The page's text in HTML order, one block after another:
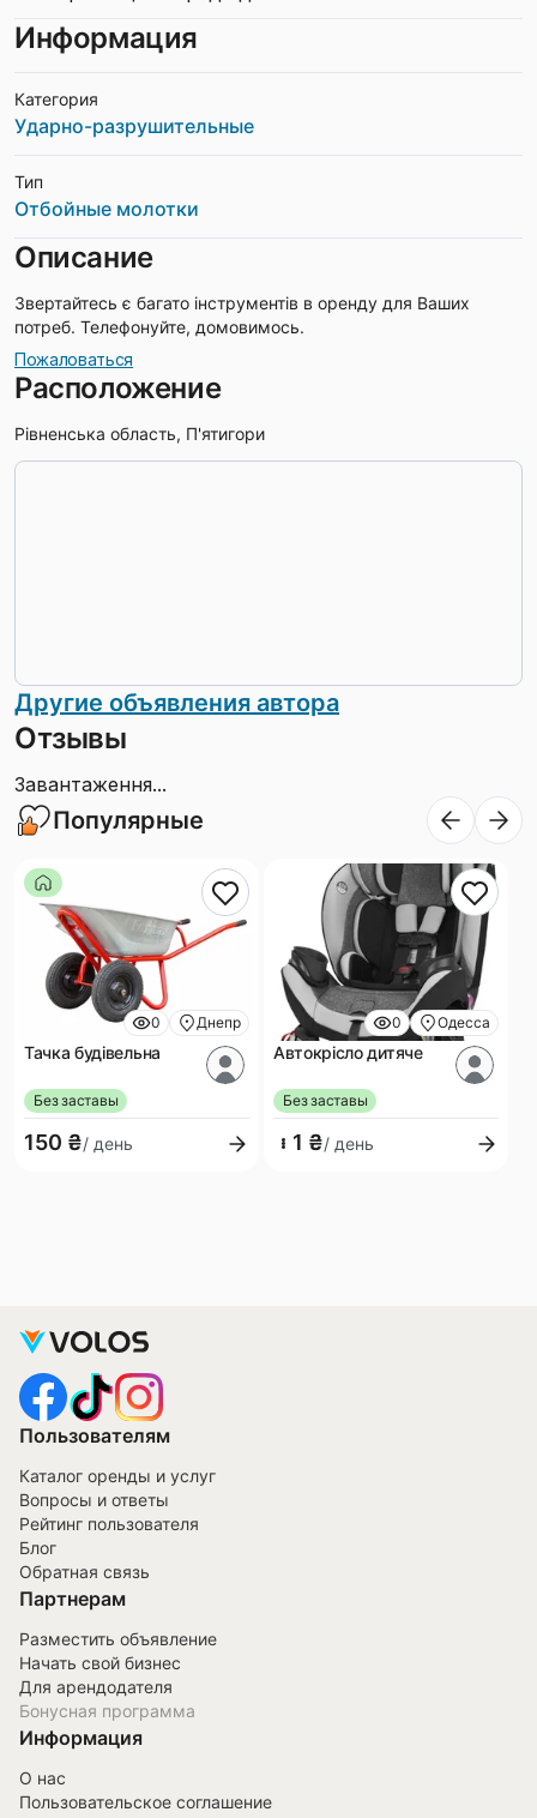
Информация
Категория
Ударно-разрушительные
Тип
Отбойные молотки
Описание
Звертайтесь є багато інструментів в оренду для Ваших
потреб. Телефонуйте, домовимось.
Пожаловаться
Расположение
Рівненська область, П'ятигори
Другие объявления автора
Отзывы
Завантаження...
Популярные
0 Днепр
Тачка будівельна
Без заставы
150 ₴/ день
0 Одесса
Автокрісло дитяче
Без заставы
1 ₴/ день
Пользователям
Каталог оренды и услуг
Вопросы и ответы
Рейтинг пользователя
Блог
Обратная связь
Партнерам
Разместить объявление
Начать свой бизнес
Для арендодателя
Бонусная программа
Информация
О нас
Пользовательское соглашение